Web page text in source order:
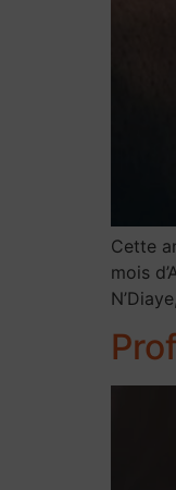
Cette
mois